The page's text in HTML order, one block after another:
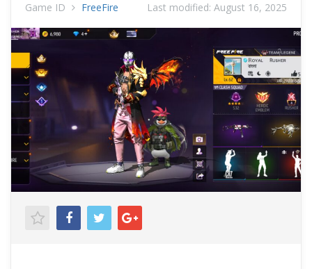
Game ID FreeFire Last modified: August 16, 2025